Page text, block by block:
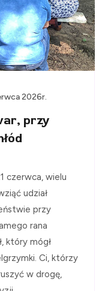
2026r.
przy
czerwca, wielu
udział
przy
rana
który mógł
Ci, którzy
w drogę,